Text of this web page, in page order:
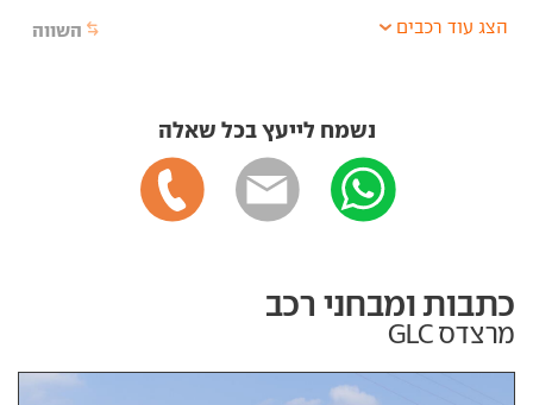
השווה הצג עוד רכבים
נשמח לייעץ בכל שאלה
כתבות ומבחני רכב
מרצדס GLC